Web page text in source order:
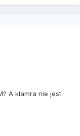
A klamra nie jest